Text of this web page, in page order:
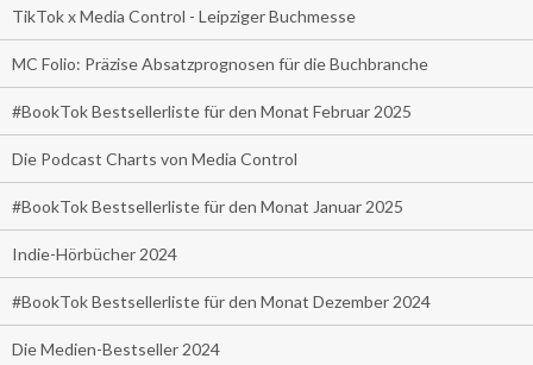
TikTok x Media Control - Leipziger Buchmesse
MC Folio: Präzise Absatzprognosen für die Buchbranche
#BookTok Bestsellerliste für den Monat Februar 2025
Die Podcast Charts von Media Control
#BookTok Bestsellerliste für den Monat Januar 2025
Indie-Hörbücher 2024
#BookTok Bestsellerliste für den Monat Dezember 2024
Die Medien-Bestseller 2024